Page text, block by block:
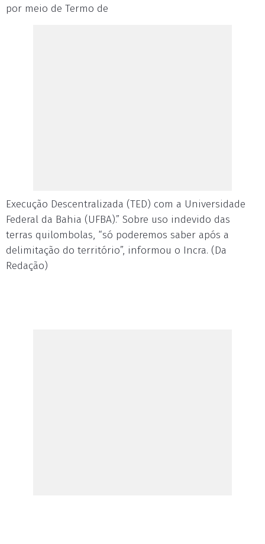
por meio de Termo de
Execução Descentralizada (TED) com a Universidade
Federal da Bahia (UFBA).” Sobre uso indevido das
terras quilombolas, “só poderemos saber após a
delimitação do território”, informou o Incra. (Da
Redação)